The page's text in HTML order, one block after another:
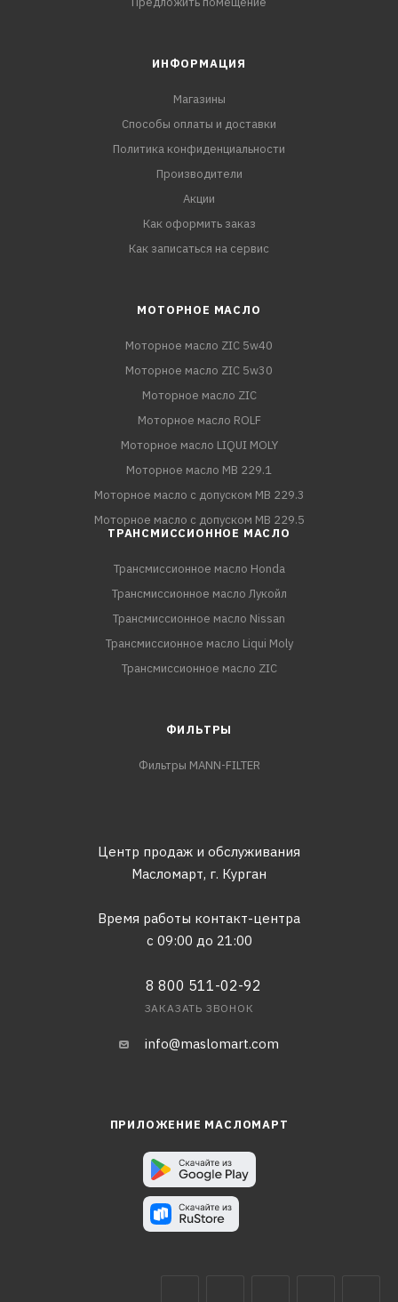
ИНФОРМАЦИЯ
Магазины
Способы оплаты и доставки
Политика конфиденциальности
Производители
Акции
Как оформить заказ
Как записаться на сервис
МОТОРНОЕ МАСЛО
Моторное масло ZIC 5w40
Моторное масло ZIC 5w30
Моторное масло ZIC
Моторное масло ROLF
Моторное масло LIQUI MOLY
Моторное масло MB 229.1
Моторное масло с допуском MB 229.3
Моторное масло с допуском MB 229.5
ТРАНСМИССИОННОЕ МАСЛО
Трансмиссионное масло Honda
Трансмиссионное масло Лукойл
Трансмиссионное масло Nissan
Трансмиссионное масло Liqui Moly
Трансмиссионное масло ZIC
ФИЛЬТРЫ
Фильтры MANN-FILTER
Центр продаж и обслуживания
Масломарт, г. Курган
Время работы контакт-центра
с 09:00 до 21:00
8 800 511-02-92
ЗАКАЗАТЬ ЗВОНОК
info@maslomart.com
ПРИЛОЖЕНИЕ МАСЛОМАРТ